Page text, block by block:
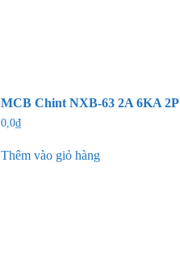
MCB Chint NXB-63 2A 6KA 2P
0,0₫
Thêm vào giỏ hàng